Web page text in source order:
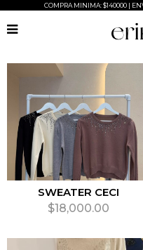
COMPRA MINIMA: $140000 |
SWEATER CECI
$18,000.00